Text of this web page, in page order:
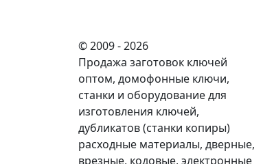
© 2009 - 2026
Продажа заготовок ключей
оптом, домофонные ключи,
станки и оборудование для
изготовления ключей,
дубликатов (станки копиры)
расходные материалы, дверные,
врезные, кодовые, электронные